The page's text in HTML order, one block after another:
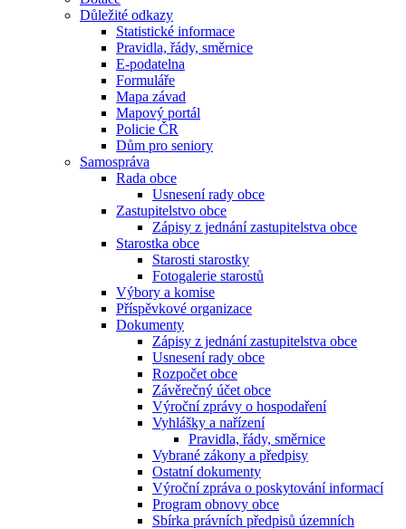
Důležité odkazy
Statistické informace
Pravidla, řády, směrnice
E-podatelna
Formuláře
Mapa závad
Mapový portál
Policie ČR
Dům pro seniory
Samospráva
Rada obce
Usnesení rady obce
Zastupitelstvo obce
Zápisy z jednání zastupitelstva obce
Starostka obce
Starosti starostky
Fotogalerie starostů
Výbory a komise
Příspěvkové organizace
Dokumenty
Zápisy z jednání zastupitelstva obce
Usnesení rady obce
Rozpočet obce
Závěrečný účet obce
Výroční zprávy o hospodaření
Vyhlášky a nařízení
Pravidla, řády, směrnice
Vybrané zákony a předpisy
Ostatní dokumenty
Výroční zpráva o poskytování informací
Program obnovy obce
Sbírka právních předpisů územních